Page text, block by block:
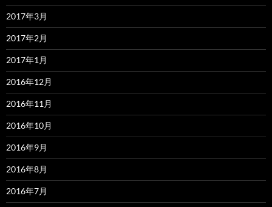
2017年3月
2017年2月
2017年1月
2016年12月
2016年11月
2016年10月
2016年9月
2016年8月
2016年7月